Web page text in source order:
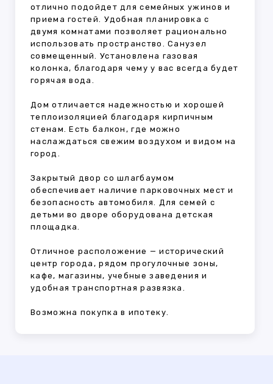
отлично подойдет для семейных ужинов и
приема гостей. Удобная планировка с
двумя комнатами позволяет рационально
использовать пространство. Санузел
совмещенный. Установлена газовая
колонка, благодаря чему у вас всегда будет
горячая вода.
Дом отличается надежностью и хорошей
теплоизоляцией благодаря кирпичным
стенам. Есть балкон, где можно
наслаждаться свежим воздухом и видом на
город.
Закрытый двор со шлагбаумом
обеспечивает наличие парковочных мест и
безопасность автомобиля. Для семей с
детьми во дворе оборудована детская
площадка.
Отличное расположение — исторический
центр города, рядом прогулочные зоны,
кафе, магазины, учебные заведения и
удобная транспортная развязка.
Возможна покупка в ипотеку.